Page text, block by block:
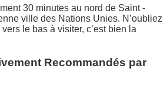
30 minutes au nord de Saint -
ville des Nations Unies. N’oubliez
le bas à visiter, c’est bien la
Recommandés par